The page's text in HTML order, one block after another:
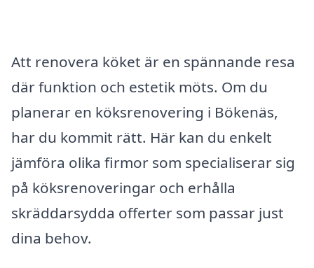
Att renovera köket är en spännande resa
där funktion och estetik möts. Om du
planerar en köksrenovering i Bökenäs,
har du kommit rätt. Här kan du enkelt
jämföra olika firmor som specialiserar sig
på köksrenoveringar och erhålla
skräddarsydda offerter som passar just
dina behov.